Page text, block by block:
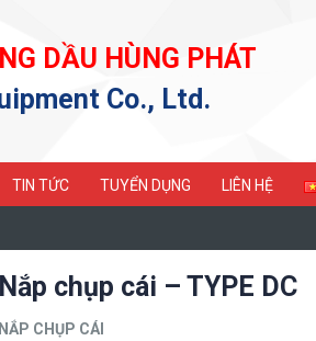
DẦU HÙNG PHÁT
Co., Ltd.
TIN TỨC TUYỂN DỤNG LIÊN HỆ
Nắp chụp cái – TYPE DC
NẮP CHỤP CÁI